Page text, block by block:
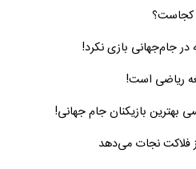
کجاست؟
جام‌جهانی بازی نکرد!
ریاضی است!